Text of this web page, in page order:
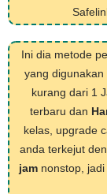
Ini dia metode
yang digunakan
kurang dari 1
terbaru dan
kelas, upgrade
anda terkejut
jamnonstop, jadi